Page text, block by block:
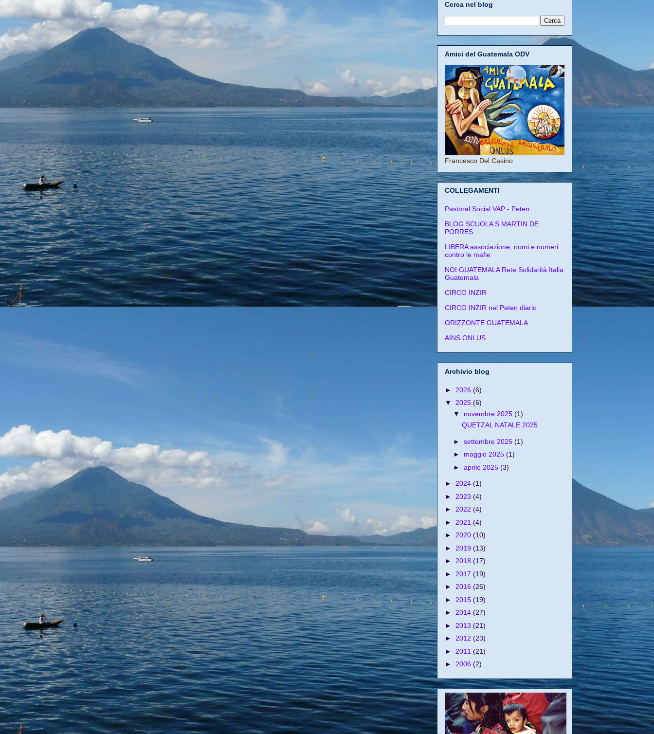
Cerca nel blog
Amici del Guatemala ODV
Francesco Del Casino
COLLEGAMENTI
Pastoral Social VAP - Peten
BLOG SCUOLA S.MARTIN DE
PORRES
LIBERA associazione, nomi e numeri
contro le mafie
NOI GUATEMALA Rete Solidarità Italia
Guatemala
CIRCO INZIR
CIRCO INZIR nel Peten diario
ORIZZONTE GUATEMALA
AINS ONLUS
Archivio blog
► 2026 (6)
▼ 2025 (6)
▼ novembre 2025 (1)
QUETZAL NATALE 2025
► settembre 2025 (1)
► maggio 2025 (1)
► aprile 2025 (3)
► 2024 (1)
► 2023 (4)
► 2022 (4)
► 2021 (4)
► 2020 (10)
► 2019 (13)
► 2018 (17)
► 2017 (19)
► 2016 (26)
► 2015 (19)
► 2014 (27)
► 2013 (21)
► 2012 (23)
► 2011 (21)
► 2006 (2)